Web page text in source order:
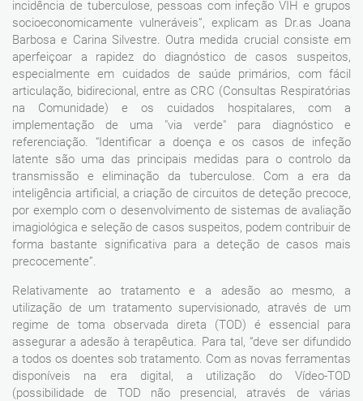
incidência de tuberculose, pessoas com infeção VIH e grupos
socioeconomicamente vulneráveis”, explicam as Dr.as Joana
Barbosa e Carina Silvestre. Outra medida crucial consiste em
aperfeiçoar a rapidez do diagnóstico de casos suspeitos,
especialmente em cuidados de saúde primários, com fácil
articulação, bidirecional, entre as CRC (Consultas Respiratórias
na Comunidade) e os cuidados hospitalares, com a
implementação de uma "via verde" para diagnóstico e
referenciação. “Identificar a doença e os casos de infeção
latente são uma das principais medidas para o controlo da
transmissão e eliminação da tuberculose. Com a era da
inteligência artificial, a criação de circuitos de deteção precoce,
por exemplo com o desenvolvimento de sistemas de avaliação
imagiológica e seleção de casos suspeitos, podem contribuir de
forma bastante significativa para a deteção de casos mais
precocemente”.
Relativamente ao tratamento e a adesão ao mesmo, a
utilização de um tratamento supervisionado, através de um
regime de toma observada direta (TOD) é essencial para
assegurar a adesão à terapêutica. Para tal, “deve ser difundido
a todos os doentes sob tratamento. Com as novas ferramentas
disponíveis na era digital, a utilização do Vídeo-TOD
(possibilidade de TOD não presencial, através de várias